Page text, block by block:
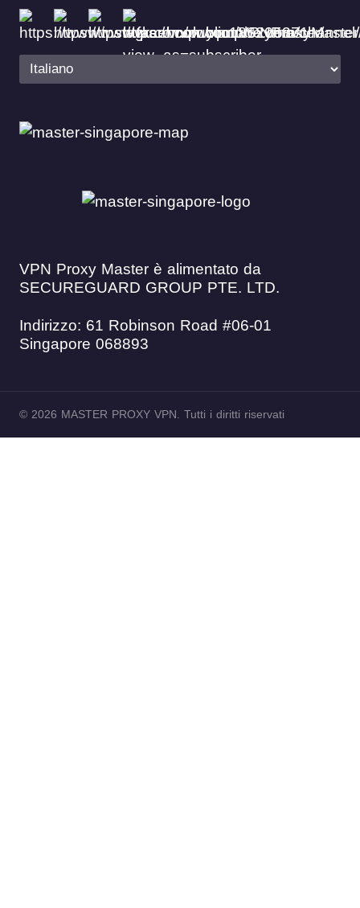
VPN Proxy Master è alimentato da
SECUREGUARD GROUP PTE. LTD.
Indirizzo: 61 Robinson Road #06-01
Singapore 068893
© 2026 MASTER PROXY VPN. Tutti i diritti riservati